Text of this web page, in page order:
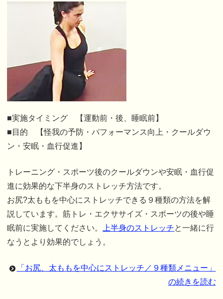
■実施タイミング 【運動前・後、睡眠前】
■目的 【怪我の予防・パフォーマンス向上・クールダウ
ン・安眠・血行促進】
トレーニング・スポーツ後のクールダウンや安眠・血行促
進に効果的な下半身のストレッチ方法です。
お尻?太ももを中心にストレッチできる９種類の方法を解
説しています。筋トレ・エクササイズ・スポーツの後や睡
眠前に実施してください。
上半身のストレッチと一緒に行
なうとより効果的でしょう。
「お尻、太ももを中心にストレッチ／９種類メニュー」
の続きを読む